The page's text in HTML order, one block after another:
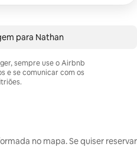
para Nathan
sempre use o Airbnb
e se comunicar com os
no mapa. Se quiser reservar